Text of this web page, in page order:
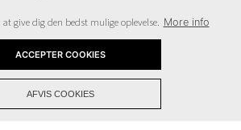
TV-inspektion
Terrasser
Entreprenør og Maskinstation ApS
give dig den bedst mulige oplevelse. More info
ACCEPTER COOKIES
AFVIS COOKIES